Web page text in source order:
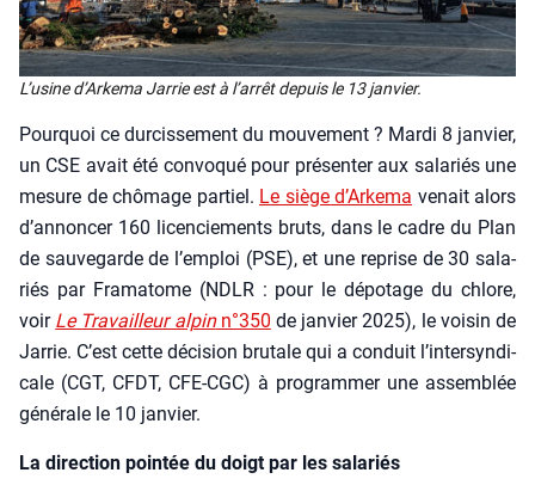
L’u­sine d’Ar­ke­ma Jar­rie est à l’ar­rêt depuis le 13 jan­vier.
Pour­quoi ce dur­cis­se­ment du mou­ve­ment ? Mar­di 8 jan­vier,
un CSE avait été convo­qué pour pré­sen­ter aux sala­riés une
mesure de chô­mage par­tiel. Le siège d’Ar­ke­ma venait alors
d’an­non­cer 160 licen­cie­ments bruts, dans le cadre du Plan
de sau­ve­garde de l’emploi (PSE), et une reprise de 30 sala­
riés par Fra­ma­tome (NDLR : pour le dépo­tage du chlore,
voir Le Tra­vailleur alpinn°350 de jan­vier 2025), le voi­sin de
Jar­rie. C’est cette déci­sion bru­tale qui a conduit l’in­ter­syn­di­
cale (CGT, CFDT, CFE-CGC) à pro­gram­mer une assem­blée
géné­rale le 10 jan­vier.
La direction pointée du doigt par les salariés